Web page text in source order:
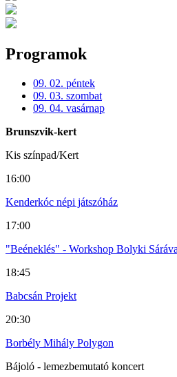
Programok
09. 02. péntek
09. 03. szombat
09. 04. vasárnap
Brunszvik-kert
Kis színpad/Kert
16:00
Kenderkóc népi játszóház
17:00
"Beéneklés" - Workshop Bolyki
18:45
Babcsán Projekt
20:30
Borbély Mihály Polygon
Bájoló - lemezbemutató koncert